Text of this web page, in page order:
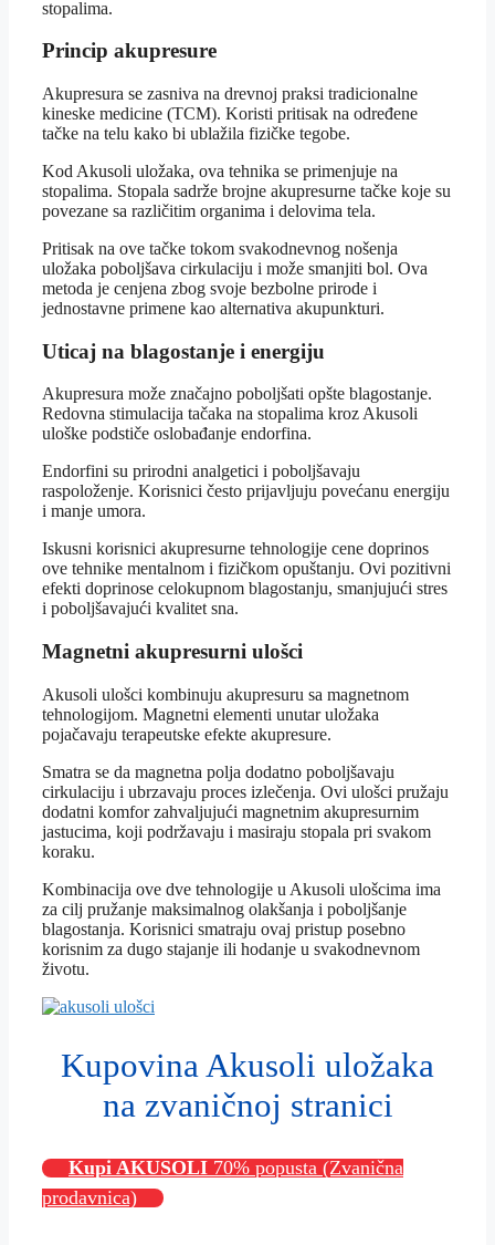
stopalima.
Princip akupresure
Akupresura se zasniva na drevnoj praksi tradicionalne
kineske medicine (TCM). Koristi pritisak na određene
tačke na telu kako bi ublažila fizičke tegobe.
Kod Akusoli uložaka, ova tehnika se primenjuje na
stopalima. Stopala sadrže brojne akupresurne tačke koje su
povezane sa različitim organima i delovima tela.
Pritisak na ove tačke tokom svakodnevnog nošenja
uložaka poboljšava cirkulaciju i može smanjiti bol. Ova
metoda je cenjena zbog svoje bezbolne prirode i
jednostavne primene kao alternativa akupunkturi.
Uticaj na blagostanje i energiju
Akupresura može značajno poboljšati opšte blagostanje.
Redovna stimulacija tačaka na stopalima kroz Akusoli
uloške podstiče oslobađanje endorfina.
Endorfini su prirodni analgetici i poboljšavaju
raspoloženje. Korisnici često prijavljuju povećanu energiju
i manje umora.
Iskusni korisnici akupresurne tehnologije cene doprinos
ove tehnike mentalnom i fizičkom opuštanju. Ovi pozitivni
efekti doprinose celokupnom blagostanju, smanjujući stres
i poboljšavajući kvalitet sna.
Magnetni akupresurni ulošci
Akusoli ulošci kombinuju akupresuru sa magnetnom
tehnologijom. Magnetni elementi unutar uložaka
pojačavaju terapeutske efekte akupresure.
Smatra se da magnetna polja dodatno poboljšavaju
cirkulaciju i ubrzavaju proces izlečenja. Ovi ulošci pružaju
dodatni komfor zahvaljujući magnetnim akupresurnim
jastucima, koji podržavaju i masiraju stopala pri svakom
koraku.
Kombinacija ove dve tehnologije u Akusoli ulošcima ima
za cilj pružanje maksimalnog olakšanja i poboljšanje
blagostanja. Korisnici smatraju ovaj pristup posebno
korisnim za dugo stajanje ili hodanje u svakodnevnom
životu.
Kupovina Akusoli uložaka
na zvaničnoj stranici
Kupi AKUSOLI 70% popusta (Zvanična
prodavnica)